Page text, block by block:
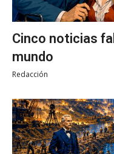
Cinco noticias
mundo
Redacción